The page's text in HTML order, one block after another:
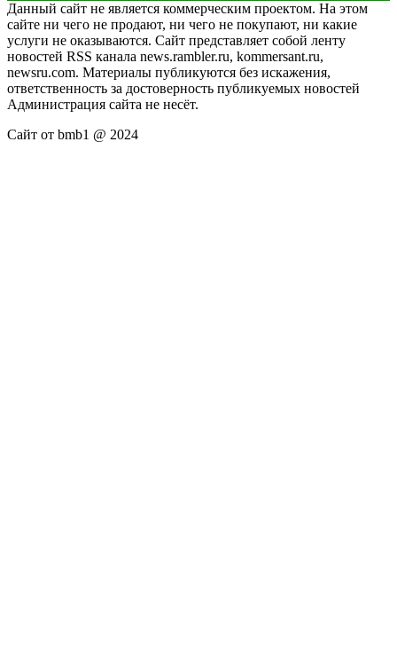
Данный сайт не является коммерческим проектом. На этом
сайте ни чего не продают, ни чего не покупают, ни какие
услуги не оказываются. Сайт представляет собой ленту
новостей RSS канала news.rambler.ru, kommersant.ru,
newsru.com. Материалы публикуются без искажения,
ответственность за достоверность публикуемых новостей
Администрация сайта не несёт.
Сайт от bmb1 @ 2024